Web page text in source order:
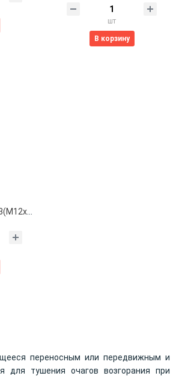
шт
В корзину
переносным или передвижным и
для тушения очагов возгорания при